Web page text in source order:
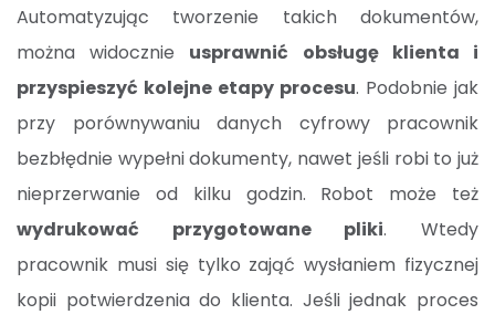
Automatyzując tworzenie takich dokumentów,
można widocznie usprawnić obsługę klienta i
przyspieszyć kolejne etapy procesu. Podobnie jak
przy porównywaniu danych cyfrowy pracownik
bezbłędnie wypełni dokumenty, nawet jeśli robi to już
nieprzerwanie od kilku godzin. Robot może też
wydrukować przygotowane pliki. Wtedy
pracownik musi się tylko zająć wysłaniem fizycznej
kopii potwierdzenia do klienta. Jeśli jednak proces